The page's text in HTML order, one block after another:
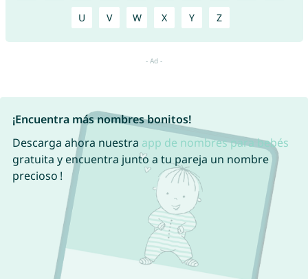
U V W X Y Z
¡Encuentra más nombres bonitos!
Descarga ahora nuestra app de nombres para bebés
gratuita y encuentra junto a tu pareja un nombre
precioso !